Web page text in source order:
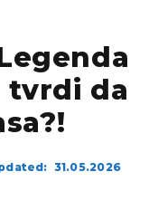
tvrdi da
31.05.2026